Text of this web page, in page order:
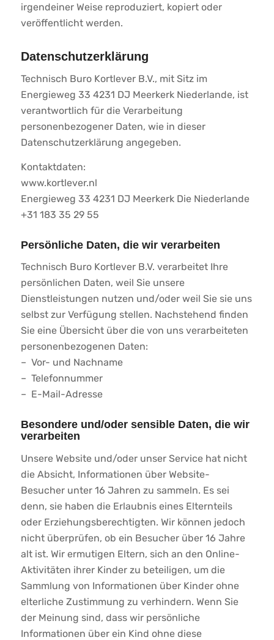
irgendeiner Weise reproduziert, kopiert oder
veröffentlicht werden.
Datenschutzerklärung
Technisch Buro Kortlever B.V., mit Sitz im
Energieweg 33 4231 DJ Meerkerk Niederlande, ist
verantwortlich für die Verarbeitung
personenbezogener Daten, wie in dieser
Datenschutzerklärung angegeben.
Kontaktdaten:
www.kortlever.nl
Energieweg 33 4231 DJ Meerkerk Die Niederlande
+31 183 35 29 55
Persönliche Daten, die wir verarbeiten
Technisch Buro Kortlever B.V. verarbeitet Ihre
persönlichen Daten, weil Sie unsere
Dienstleistungen nutzen und/oder weil Sie sie uns
selbst zur Verfügung stellen. Nachstehend finden
Sie eine Übersicht über die von uns verarbeiteten
personenbezogenen Daten:
– Vor- und Nachname
– Telefonnummer
– E-Mail-Adresse
Besondere und/oder sensible Daten, die wir
verarbeiten
Unsere Website und/oder unser Service hat nicht
die Absicht, Informationen über Website-
Besucher unter 16 Jahren zu sammeln. Es sei
denn, sie haben die Erlaubnis eines Elternteils
oder Erziehungsberechtigten. Wir können jedoch
nicht überprüfen, ob ein Besucher über 16 Jahre
alt ist. Wir ermutigen Eltern, sich an den Online-
Aktivitäten ihrer Kinder zu beteiligen, um die
Sammlung von Informationen über Kinder ohne
elterliche Zustimmung zu verhindern. Wenn Sie
der Meinung sind, dass wir persönliche
Informationen über ein Kind ohne diese